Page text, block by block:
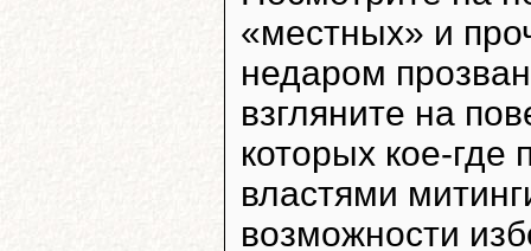
«местных» и
недаром
взгляните на
которых кое-где
властями
возможности